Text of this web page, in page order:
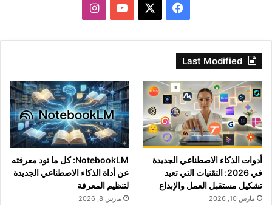
فيسبوك ‫YouTubeانستقرام
Last Modified
أدوات الذكاء الاصطناعي الجديدة
في 2026: التقنيات التي تعيد
تشكيل مستقبل العمل والإبداع
مارس 10, 2026
NotebookLM: كل ما تود معرفته
عن أداة الذكاء الاصطناعي الجديدة
لتنظيم المعرفة
مارس 8, 2026